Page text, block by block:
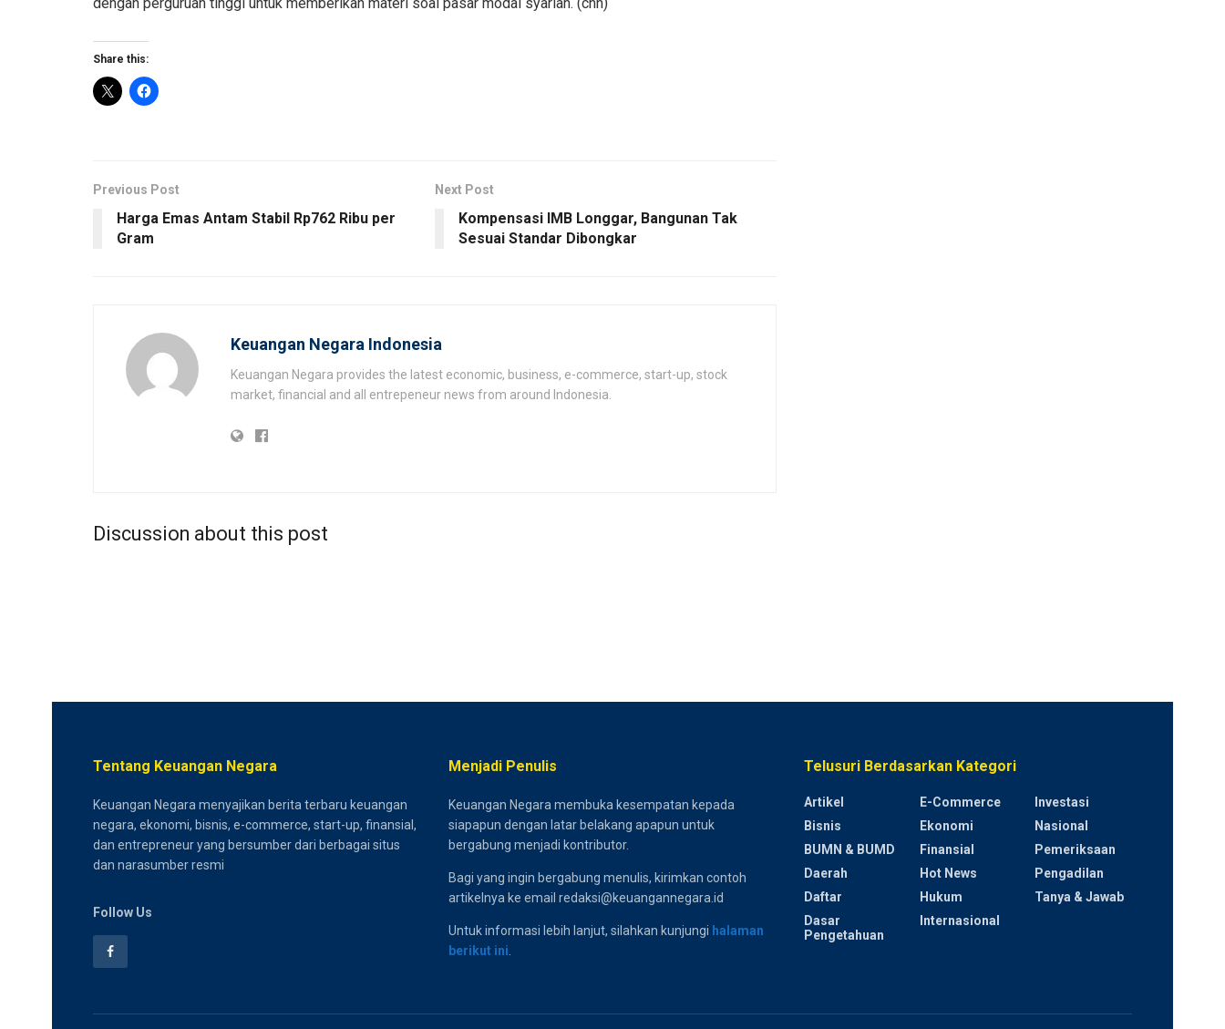
Share this:
Previous Post
Harga Emas Antam Stabil Rp762 Ribu per
Gram
Next Post
Kompensasi IMB Longgar, Bangunan Tak
Sesuai Standar Dibongkar
Keuangan Negara Indonesia
Keuangan Negara provides the latest economic, business, e-commerce, start-up, stock
market, financial and all entrepeneur news from around Indonesia.
Discussion about this post
Tentang Keuangan Negara
Keuangan Negara menyajikan berita terbaru keuangan
negara, ekonomi, bisnis, e-commerce, start-up, finansial,
dan entrepreneur yang bersumber dari berbagai situs
dan narasumber resmi
Follow Us
Menjadi Penulis
Keuangan Negara membuka kesempatan kepada
siapapun dengan latar belakang apapun untuk
bergabung menjadi kontributor.
Bagi yang ingin bergabung menulis, kirimkan contoh
artikelnya ke email redaksi@keuangannegara.id
Untuk informasi lebih lanjut, silahkan kunjungi halaman
berikut ini
Telusuri Berdasarkan Kategori
Artikel
Bisnis
BUMN & BUMD
Daerah
Daftar
Dasar
Pengetahuan
E-Commerce
Ekonomi
Finansial
Hot News
Hukum
Internasional
Investasi
Nasional
Pemeriksaan
Pengadilan
Tanya & Jawab